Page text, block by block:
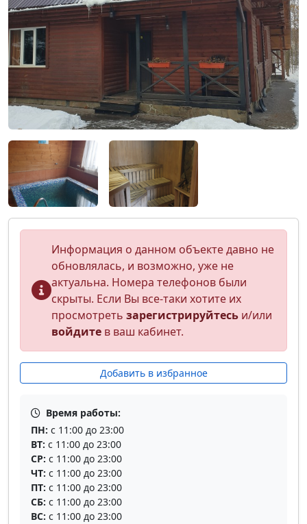
Информация о данном объекте давно не
обновлялась, и возможно, уже не
актуальна. Номера телефонов были
скрыты. Если Вы все-таки хотите их
просмотреть зарегистрируйтесь и/или
войдите в ваш кабинет.
Добавить в избранное
Время работы:
ПН: с 11:00 до 23:00
ВТ: с 11:00 до 23:00
СР: с 11:00 до 23:00
ЧТ: с 11:00 до 23:00
ПТ: с 11:00 до 23:00
СБ: с 11:00 до 23:00
ВС: с 11:00 до 23:00